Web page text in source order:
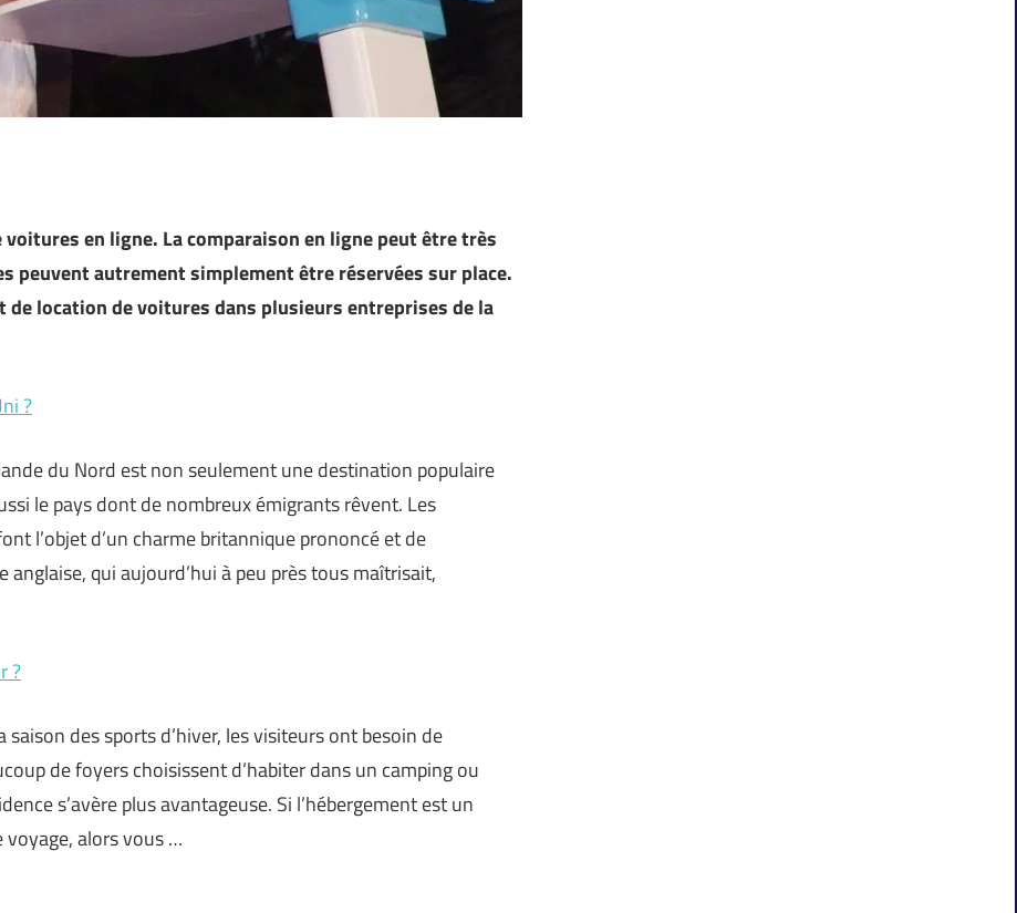
en ligne. La comparaison en ligne peut être très
peuvent autrement simplement être réservées sur place.
location de voitures dans plusieurs entreprises de la
?
du Nord est non seulement une destination populaire
le pays dont de nombreux émigrants rêvent. Les
l’objet d’un charme britannique prononcé et de
anglaise, qui aujourd’hui à peu près tous maîtrisait,
?
des sports d’hiver, les visiteurs ont besoin de
de foyers choisissent d’habiter dans un camping ou
s’avère plus avantageuse. Si l’hébergement est un
voyage, alors vous …